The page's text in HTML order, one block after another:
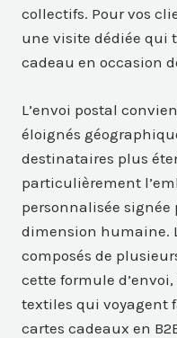
collectifs. Pour vos
une visite dédiée qui
cadeau en occasion
L’envoi postal
éloignés
destinataires plus
particulièrement
personnalisée signée
dimension humaine.
composés de
cette formule
textiles qui voyagent
cartes cadeaux en